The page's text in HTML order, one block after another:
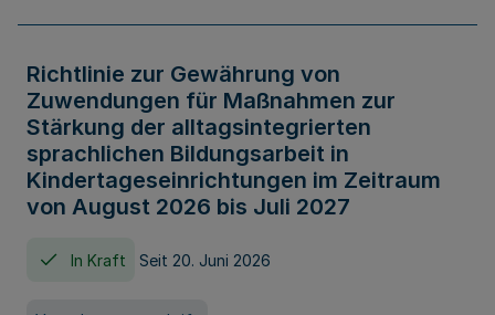
Richtlinie zur Gewährung von
Zuwendungen für Maßnahmen zur
Stärkung der alltagsintegrierten
sprachlichen Bildungsarbeit in
Kindertageseinrichtungen im Zeitraum
von August 2026 bis Juli 2027
In Kraft Seit 20. Juni 2026